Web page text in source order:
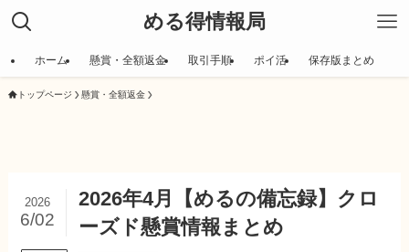
める得情報局
ホーム 懸賞・全額返金 取引手順 ポイ活 保存版まとめ
トップページ 懸賞・全額返金
2026年4月【めるの備忘録】クロ
ーズド懸賞情報まとめ
2026
6/02